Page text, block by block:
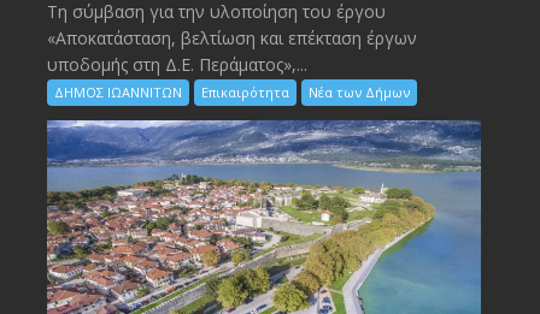
Τη σύμβαση για την υλοποίηση του έργου
«Αποκατάσταση, βελτίωση και επέκταση έργων
υποδομής στη Δ.Ε. Περάματος»,...
ΔΗΜΟΣ ΙΩΑΝΝΙΤΩΝ Επικαιρότητα Νέα των Δήμων